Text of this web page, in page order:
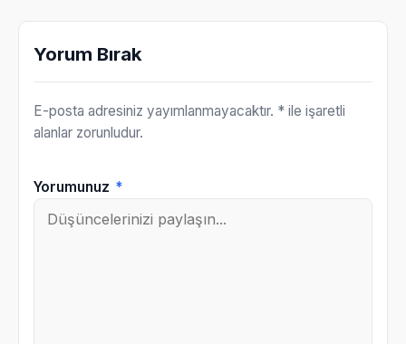
Yorum Bırak
E-posta adresiniz yayımlanmayacaktır. * ile işaretli
alanlar zorunludur.
Yorumunuz *